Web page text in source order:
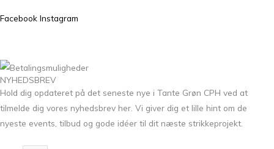
Facebook Instagram
NYHEDSBREV
Hold dig opdateret på det seneste nye i Tante Grøn CPH ved at
tilmelde dig vores nyhedsbrev her. Vi giver dig et lille hint om de
nyeste events, tilbud og gode idéer til dit næste strikkeprojekt.